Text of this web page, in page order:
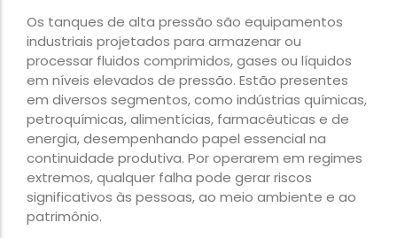
Os tanques de alta pressão são equipamentos
industriais projetados para armazenar ou
processar fluidos comprimidos, gases ou líquidos
em níveis elevados de pressão. Estão presentes
em diversos segmentos, como indústrias químicas,
petroquímicas, alimentícias, farmacêuticas e de
energia, desempenhando papel essencial na
continuidade produtiva. Por operarem em regimes
extremos, qualquer falha pode gerar riscos
significativos às pessoas, ao meio ambiente e ao
patrimônio.